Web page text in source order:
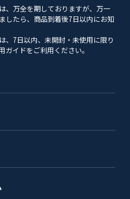
、万全を期しておりますが、万一
したら、商品到着後7日以内にお知
、7日以内、未開封・未使用に限り
イドをご利用ください。